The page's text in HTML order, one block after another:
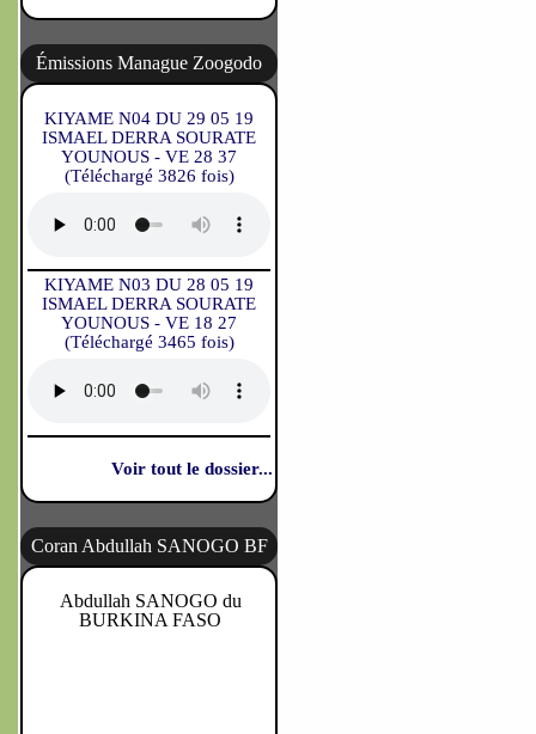
Émissions Manague Zoogodo
KIYAME N04 DU 29 05 19
ISMAEL DERRA SOURATE
YOUNOUS - VE 28 37
(Téléchargé 3826 fois)
KIYAME N03 DU 28 05 19
ISMAEL DERRA SOURATE
YOUNOUS - VE 18 27
(Téléchargé 3465 fois)
Voir tout le dossier...
Coran Abdullah SANOGO BF
Abdullah SANOGO du
BURKINA FASO